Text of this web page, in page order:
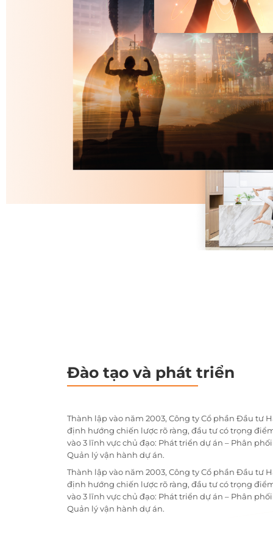
Đào tạo và phát triển
Thành lập vào năm 2003, Công ty Cổ phần Đầu tư
định hướng chiến lược rõ ràng, đầu tư có trọng
vào 3 lĩnh vực chủ đạo: Phát triển dự án – Phân
Quản lý vận hành dự án.
Thành lập vào năm 2003, Công ty Cổ phần Đầu tư
định hướng chiến lược rõ ràng, đầu tư có trọng
vào 3 lĩnh vực chủ đạo: Phát triển dự án – Phân
Quản lý vận hành dự án.